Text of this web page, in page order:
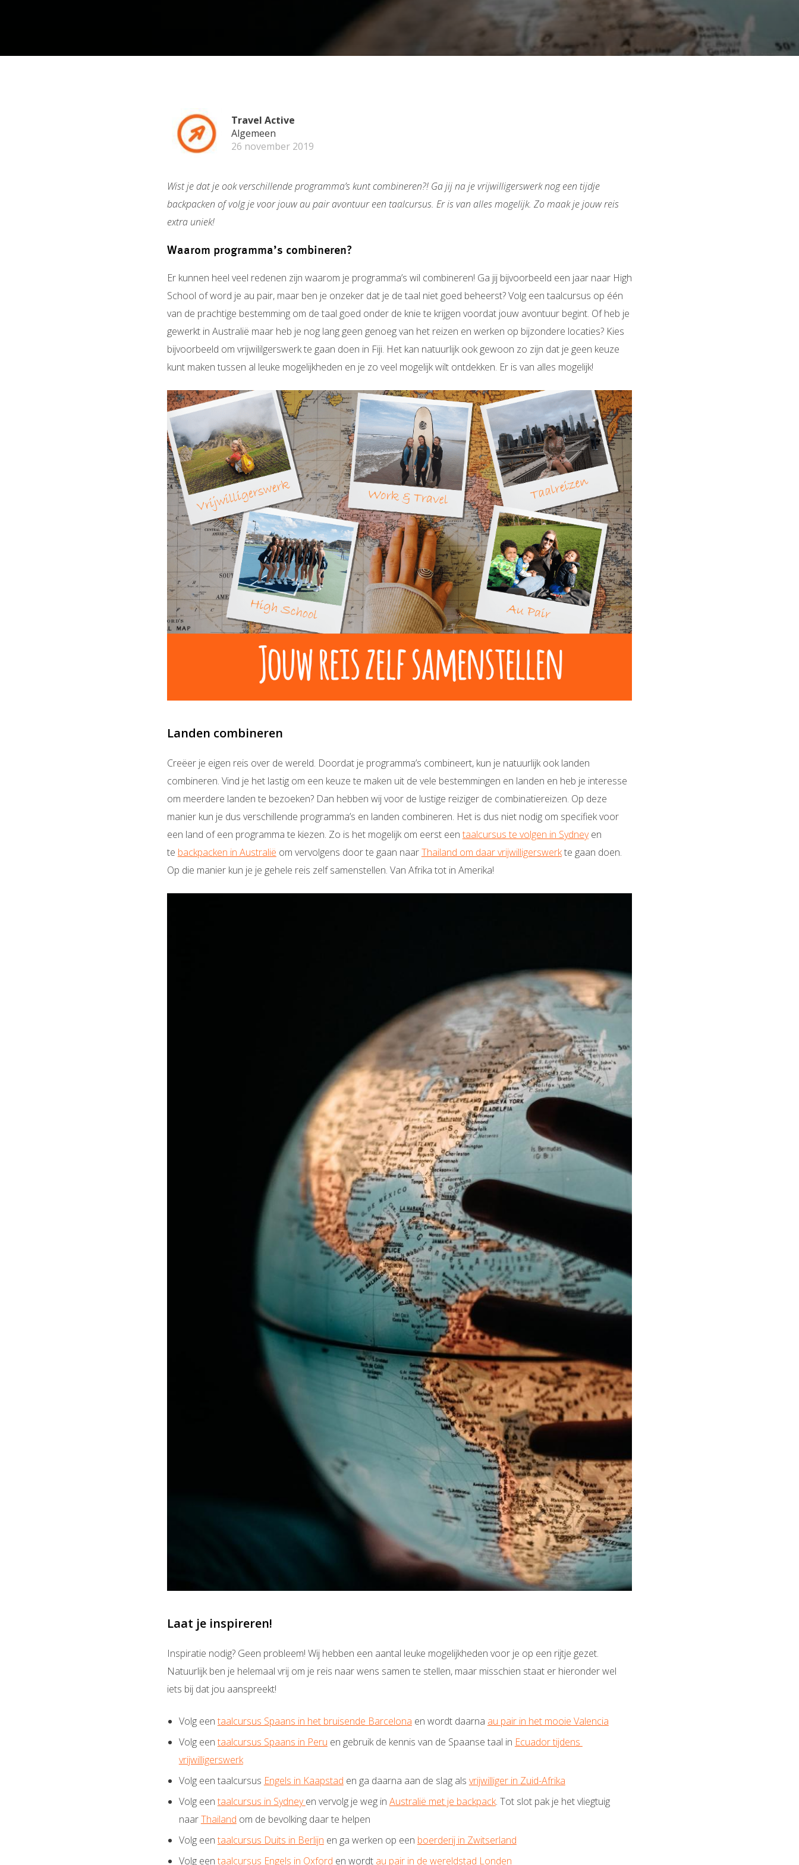
Travel Active
Algemeen
26 november 2019
Wist je dat je ook verschillende programma’s kunt combineren?! Ga jij na je vrijwilligerswerk nog een tijdje
backpacken of volg je voor jouw au pair avontuur een taalcursus. Er is van alles mogelijk. Zo maak je jouw reis
extra uniek!
Waarom programma’s combineren?
Er kunnen heel veel redenen zijn waarom je programma’s wil combineren! Ga jij bijvoorbeeld een jaar naar High
School of word je au pair, maar ben je onzeker dat je de taal niet goed beheerst? Volg een taalcursus op één
van de prachtige bestemming om de taal goed onder de knie te krijgen voordat jouw avontuur begint. Of heb je
gewerkt in Australië maar heb je nog lang geen genoeg van het reizen en werken op bijzondere locaties? Kies
bijvoorbeeld om vrijwililgerswerk te gaan doen in Fiji. Het kan natuurlijk ook gewoon zo zijn dat je geen keuze
kunt maken tussen al leuke mogelijkheden en je zo veel mogelijk wilt ontdekken. Er is van alles mogelijk!
Landen combineren
Creëer je eigen reis over de wereld. Doordat je programma’s combineert, kun je natuurlijk ook landen
combineren. Vind je het lastig om een keuze te maken uit de vele bestemmingen en landen en heb je interesse
om meerdere landen te bezoeken? Dan hebben wij voor de lustige reiziger de combinatiereizen. Op deze
manier kun je dus verschillende programma’s en landen combineren. Het is dus niet nodig om specifiek voor
een land of een programma te kiezen. Zo is het mogelijk om eerst een taalcursus te volgen in Sydneyen
te backpacken in Australië om vervolgens door te gaan naarThailand om daar vrijwilligerswerkte gaan doen.
Op die manier kun je je gehele reis zelf samenstellen. Van Afrika tot in Amerika!
Laat je inspireren!
Inspiratie nodig? Geen probleem! Wij hebben een aantal leuke mogelijkheden voor je op een rijtje gezet.
Natuurlijk ben je helemaal vrij om je reis naar wens samen te stellen, maar misschien staat er hieronder wel
iets bij dat jou aanspreekt!
Volg een taalcursus Spaans in het bruisende Barcelona en wordt daarna au pair in het mooie Valencia
Volg een taalcursus Spaans in Peru en gebruik de kennis van de Spaanse taal in Ecuador tijdens
vrijwilligerswerk
Volg een taalcursus Engels in Kaapstad en ga daarna aan de slag als vrijwilliger in Zuid-Afrika
Volg een taalcursus in Sydneyen vervolg je weg in Australië met je backpack. Tot slot pak je het vliegtuig
naarThailand om de bevolking daar te helpen
Volg een taalcursus Duits in Berlijn en ga werken op een boerderij in Zwitserland
Volg een taalcursus Engels in Oxford en wordt au pair in de wereldstad Londen